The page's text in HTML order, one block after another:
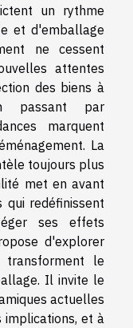
un rythme
et d'emballage
ne cessent
attentes
des biens à
passant par
marquent
La
toujours plus
met en avant
qui redéfinissent
ses effets
d'explorer
transforment le
Il invite le
actuelles
et à